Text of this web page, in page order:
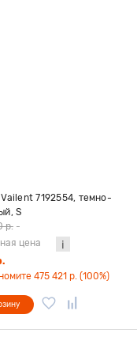
7192554, темно-
S
р. -
цена
475 421 р. (100%)